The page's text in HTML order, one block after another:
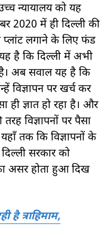
न्यायालय को यह
2020 में ही दिल्ली की
लगाने के लिए फंड
है कि दिल्ली में अभी
है। अब सवाल यह है कि
विज्ञापन पर खर्च कर
ज्ञात हो रहा है। और
विज्ञापनों पर पैसा
तक कि विज्ञापनों के
सरकार को
असर होता हुआ दिख
है त्राहिमाम,